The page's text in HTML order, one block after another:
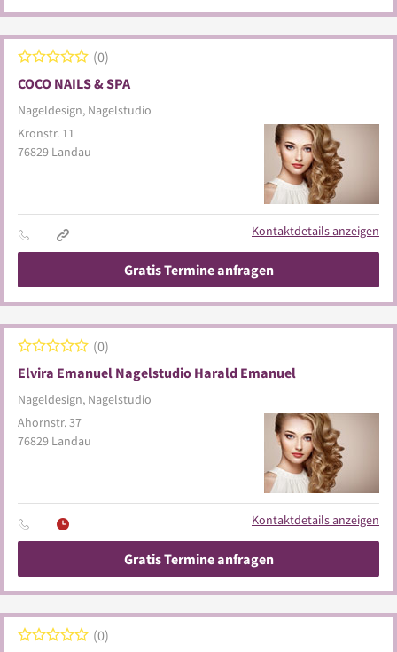
COCO NAILS & SPA
Nageldesign, Nagelstudio
0
Kronstr. 11
76829 Landau
Kontaktdetails anzeigen
Gratis Termine anfragen
Elvira Emanuel Nagelstudio Harald Emanuel
Nageldesign, Nagelstudio
0
Ahornstr. 37
76829 Landau
Kontaktdetails anzeigen
Gratis Termine anfragen
0